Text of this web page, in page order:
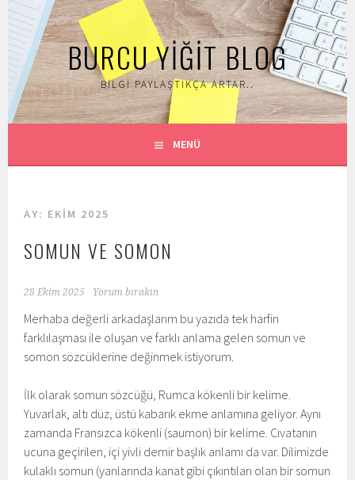
İçeriğe
geç
BURCU YIĞIT BLOG
BILGI PAYLAŞTIKÇA ARTAR..
MENÜ
AY: EKIM 2025
SOMUN VE SOMON
28 Ekim 2025 Yorum bırakın
Merhaba değerli arkadaşlarım bu yazıda tek harfin
farklılaşması ile oluşan ve farklı anlama gelen somun ve
somon sözcüklerine değinmek istiyorum.
İlk olarak somun sözcüğü, Rumca kökenli bir kelime.
Yuvarlak, altı düz, üstü kabarık ekme anlamına geliyor. Aynı
zamanda Fransızca kökenli (saumon) bir kelime. Cıvatanın
ucuna geçirilen, içi yivli demir başlık anlamı da var. Dilimizde
kulaklı somun (yanlarında kanat gibi çıkıntıları olan bir somun